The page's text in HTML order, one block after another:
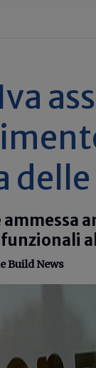
Build News